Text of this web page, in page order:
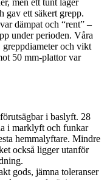
men ett tunt lager
gav ett säkert grepp.
dämpat och “rent” –
under perioden. Våra
och vikt
50 mm-plattor var
i baslyft. 28
i marklyft och funkar
hemmalyftare. Mindre
också ligger utanför
gods, jämna toleranser